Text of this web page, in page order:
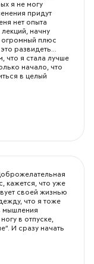
я не могу
придут
нет опыта
начну
огромный плюс
развидеть...
что я стала лучше
начало, что
в целый
кажется, что уже
своей жизнью
что я тоже
мышления
в отпуске,
И сразу начать